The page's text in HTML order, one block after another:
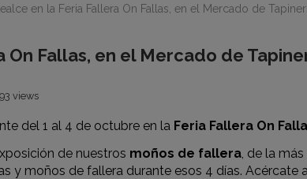
en la Feria Fallera On Fallas, en el Mercado de
On Fallas, en el Mercado de
93 views
del 1 al 4 de octubre en la Feria Fallera On
de nuestros moños de fallera , de la
y moños de fallera durante esos 4 días.